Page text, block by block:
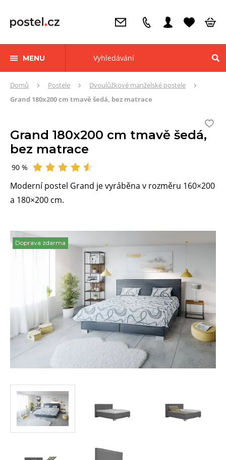
MENU
ZdeDomů Postele
Dvoulůžkové manželské postele
Grand 180x200 cm tmavě šedá, bez matrace
Grand 180x200 cm tmavě šedá,
bez matrace
Hodnocení
90 %
Moderní postel Grand je vyráběna v rozměru 160×200
a 180×200 cm.
Doprava zdarma